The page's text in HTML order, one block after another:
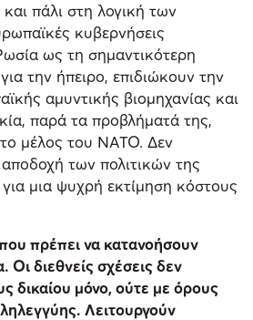
πάλι στη λογική των
κυβερνήσεις
ως τη σημαντικότερη
την ήπειρο, επιδιώκουν την
αμυντικής βιομηχανίας και
παρά τα προβλήματά της,
μέλος του ΝΑΤΟ. Δεν
αποδοχή των πολιτικών της
μια ψυχρή εκτίμηση κόστους
πρέπει να κατανοήσουν
Οι διεθνείς σχέσεις δεν
δικαίου μόνο, ούτε με όρους
Λειτουργούν